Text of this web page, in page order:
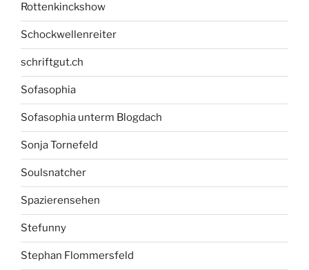
Rottenkinckshow
Schockwellenreiter
schriftgut.ch
Sofasophia
Sofasophia unterm Blogdach
Sonja Tornefeld
Soulsnatcher
Spazierensehen
Stefunny
Stephan Flommersfeld